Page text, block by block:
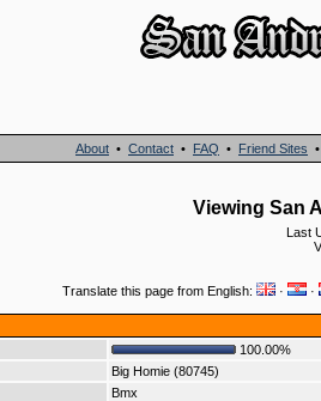
About • Contact • FAQ • Friend Sites
Viewing San
Last
Translate this page from English: · ·
100.00%
Big Homie (80745)
Bmx